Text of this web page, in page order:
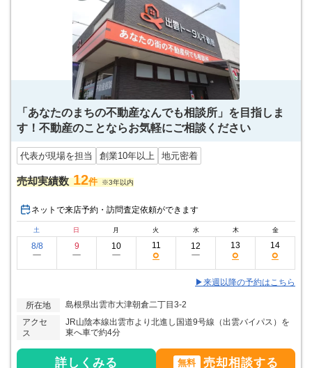
「あなたのまちの不動産なんでも相談所」を目指しま
す！不動産のことならお気軽にご相談ください
代表が現場を担当 創業10年以上 地元密着
売却実績数 12件 ※3年以内
ネットで来店予約・訪問査定依頼ができます
土 日 月 火 水 木 金
8/8
ー
9
ー
10
ー
11
○
12
ー
13
○
14
○
▶来週以降の予約はこちら
所在地
島根県出雲市大津朝倉二丁目3-2
アクセ
ス
JR山陰本線出雲市より北進し国道9号線（出雲バイパス）を
東へ車で約4分
詳しくみる 無料 売却相談する